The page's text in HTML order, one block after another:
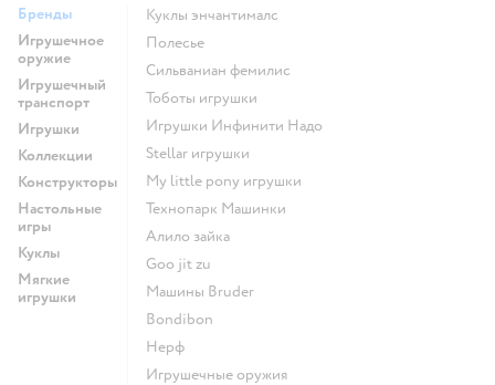
Бренды
Игрушечное
оружие
Игрушечный
транспорт
Игрушки
Коллекции
Конструкторы
Настольные
игры
Куклы
Мягкие
игрушки
Куклы энчантималс
Полесье
Сильваниан фемилис
Тоботы игрушки
Игрушки Инфинити Надо
Stellar игрушки
my little pony игрушки
Технопарк Машинки
Алило зайка
Goo jit zu
Машины Bruder
Bondibon
Нерф
Игрушечные оружия